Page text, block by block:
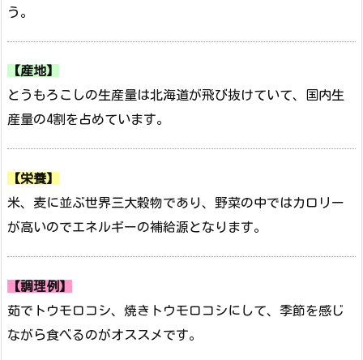
う。
【産地】
とうもろこしの生産量は北海道が飛び抜けていて、国内生
産量の4割を占めています。
【栄養】
米、麦に並ぶ世界三大穀物であり、野菜の中ではカロリー
が高いのでエネルギーの補給源となります。
【調理例】
茹でトウモロコシ、焼きトウモロコシにして、季節を感じ
ながら食べるのがオススメです。